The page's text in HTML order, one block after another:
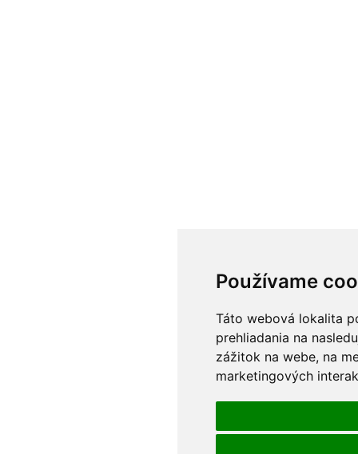
Používame
Táto webová lokalita
prehliadania na
zážitok na webe, na
marketingových